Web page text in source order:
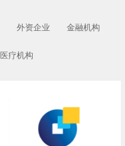
外资企业 金融机构
医疗机构